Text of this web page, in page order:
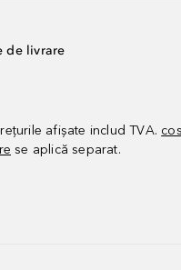
de livrare
afișate includ TVA.
se aplică separat.